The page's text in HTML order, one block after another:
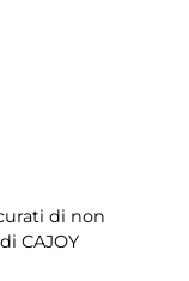
di non
CAJOY